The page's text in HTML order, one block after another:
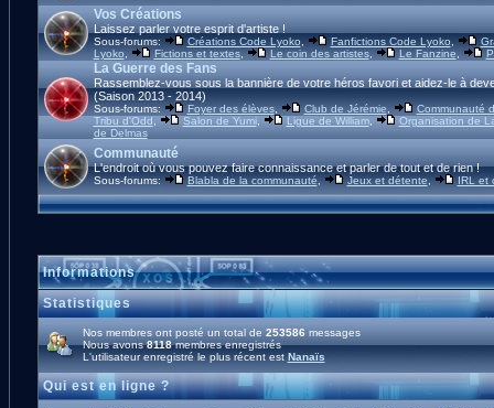
Vos Créations
Laissez parler votre esprit d'artiste !
Sous-forums: Créations Code Lyoko, Fanfictions Code Lyoko,
Lyoko, Fictions et textes, Le coin des artistes, Le Fanzine
La Guerre des Fans
Rassemblez-vous sous la bannière de votre héros favori et aidez-le à
(Saison 2013 - 2014)
Sous-forums: Foyer des élèves, Club de Jérémie
Communauté
Tribu d'Odd
Salon de Yumi, Ligue de William,
Organisation de
de Delmas
Communauté
L'endroit où vous pouvez faire connaissance et parler de tout et de rien !
Sous-forums: Blabla de la communauté, Jeux et détente, IRL et
Informations
Statistiques
Nos membres ont posté un total de 253586 messages
Nous avons8118membres enregistrés
L'utilisateur enregistré le plus récent est Nanaïs
Qui est en ligne ?